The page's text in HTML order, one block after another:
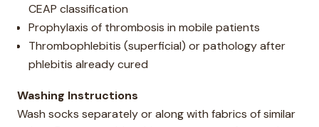
CEAP classification
Prophylaxis of thrombosis in mobile patients
Thrombophlebitis (superficial) or pathology after
phlebitis already cured
Washing Instructions
Wash socks separately or along with fabrics of similar